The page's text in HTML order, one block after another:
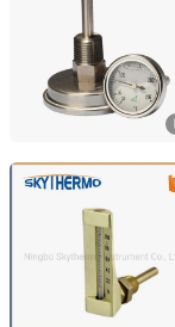
Shanghai, China
Ningbo
Zhejiang,